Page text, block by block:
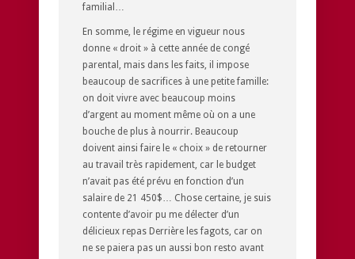
familial…
En somme, le régime en vigueur nous
donne « droit » à cette année de congé
parental, mais dans les faits, il impose
beaucoup de sacrifices à une petite famille:
on doit vivre avec beaucoup moins
d’argent au moment même où on a une
bouche de plus à nourrir. Beaucoup
doivent ainsi faire le « choix » de retourner
au travail très rapidement, car le budget
n’avait pas été prévu en fonction d’un
salaire de 21 450$… Chose certaine, je suis
contente d’avoir pu me délecter d’un
délicieux repas Derrière les fagots , car on
ne se paiera pas un aussi bon resto avant